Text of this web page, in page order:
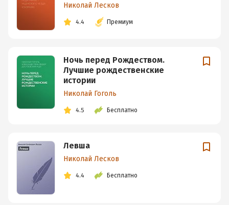
Николай Лесков
4.4 Премиум
Ночь перед Рождеством.
Лучшие рождественские
истории
Николай Гоголь
4.5 Бесплатно
Левша
Николай Лесков
4.4 Бесплатно